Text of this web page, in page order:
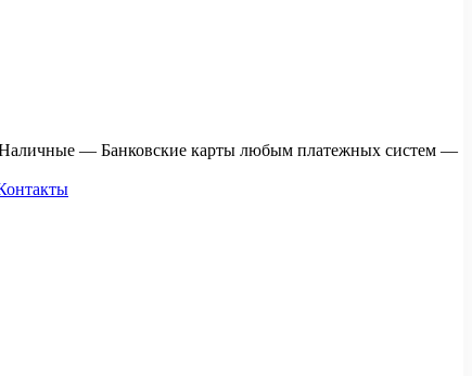
— Банковские карты любым платежных систем —